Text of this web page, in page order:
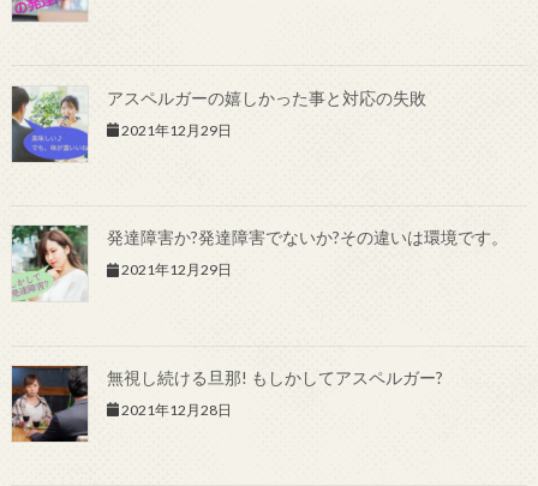
アスペルガーの嬉しかった事と対応の失敗
2021年12月29日
発達障害か?発達障害でないか?その違いは環境です。
2021年12月29日
無視し続ける旦那! もしかしてアスペルガー?
2021年12月28日